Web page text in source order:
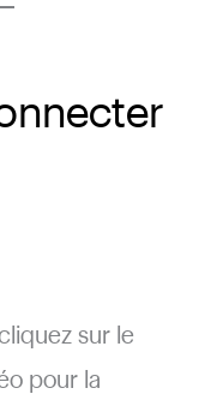
sur le
pour la